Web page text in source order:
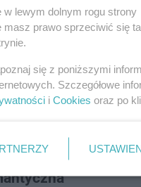
w lewym dolnym rogu strony
masz prawo sprzeciwić się
się z poniższymi
Szczegółowe
i Cookies oraz po